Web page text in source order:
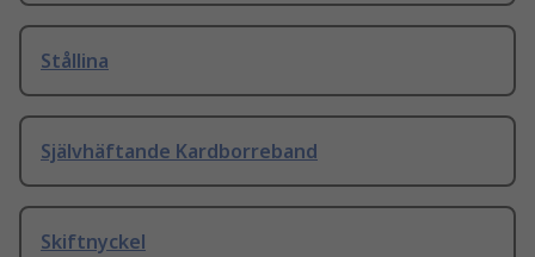
Stållina
Självhäftande Kardborreband
Skiftnyckel